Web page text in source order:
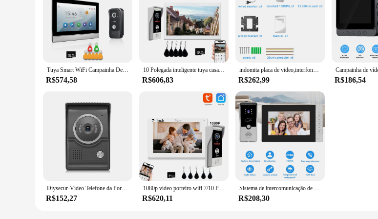
Tuya Smart WiFi Campainha De Vídeo Intercomunicador, Sistema De Alarme De CCTV, 1080P Vídeo Porta De Entrada, RFID Desbloquear
R$574,58
10 Polegada inteligente tuya casa vídeo porteiro wifi tela de toque 1080p vídeo campainha cartão controle acesso unlcok porta telefone kit 64g cartão
R$606,83
indomita placa de video,interfone residencial,video porteiro, Sistema de vídeo porteiro para Apartamento,Telefone Video Da Porta ao ar livre, Painel de chamada de rua RFID Campainha,suporte Fechadura Eletrônica
R$262,99 R$186,54
Diysecur-Vídeo Telefone da Porta Intercom, IR Night Vision Câmera HD para Home Office, 4.3in, 700TV Linha, Novo, Fábrica
R$152,27
1080p vídeo porteiro wifi 7/10 Polegada kit monitor para sistema de apartamento segurança em casa com fio campainha cartão deslizar casa privada tuya
R$620,11
Sistema de intercomunicação de vídeo de 7 polegadas, chamada de vídeo, desbloqueio, vigilância, campainha de casa privada, intercomunicador de vídeo
R$208,30